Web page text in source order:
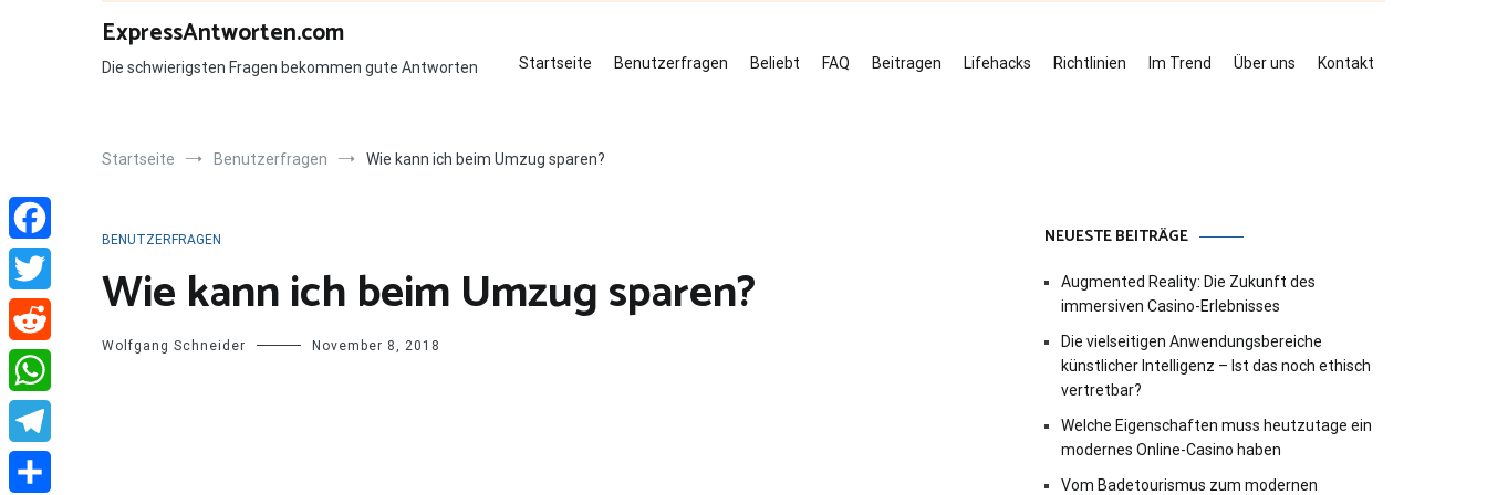
ExpressAntworten.com
Die schwierigsten Fragen bekommen gute Antworten Startseite Benutzerfragen Beliebt FAQ Beitragen Lifehacks Richtlinien Im Trend Über uns Kontakt
Startseite Benutzerfragen Wie kann ich beim Umzug sparen?
BENUTZERFRAGEN
Wie kann ich beim Umzug sparen?
Wolfgang Schneider November 8, 2018
NEUESTE BEITRÄGE
Augmented Reality: Die Zukunft des
immersiven Casino-Erlebnisses
Die vielseitigen Anwendungsbereiche
künstlicher Intelligenz – Ist das noch ethisch
vertretbar?
Welche Eigenschaften muss heutzutage ein
modernes Online-Casino haben
Vom Badetourismus zum modernen
Facebook
Twitter
Reddit
WhatsApp
Telegram